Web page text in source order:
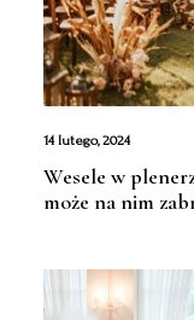
14 lutego, 2024
Wesele w
może na nim